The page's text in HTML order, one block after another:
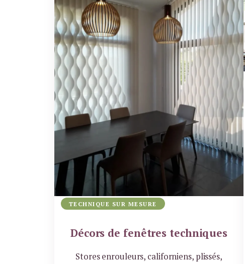
TECHNIQUE SUR MESURE
Décors de fenêtres techniques
Stores enrouleurs, californiens, plissés,